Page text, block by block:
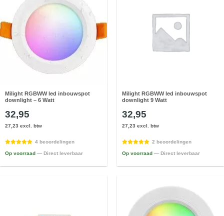
Milight RGBWW led inbouwspot
downlight – 6 Watt
32,95
27,23 excl. btw
4 beoordelingen
Op voorraad — Direct leverbaar
Milight RGBWW led inbouwspot
downlight 9 Watt
32,95
27,23 excl. btw
2 beoordelingen
Op voorraad — Direct leverbaar